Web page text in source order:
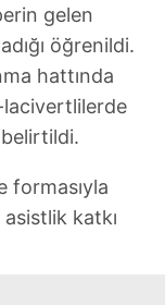
gelen
öğrenildi.
hattında
lacivertlilerde
belirtildi.
formasıyla
asistlik katkı